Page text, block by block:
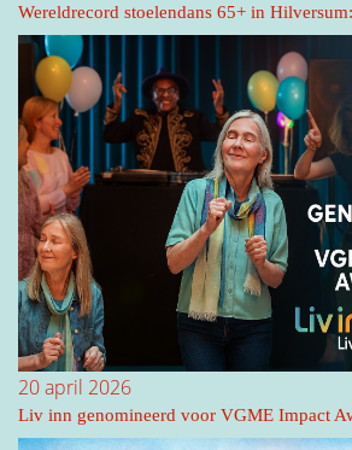
Wereldrecord stoelendans 65+ in
20 april 2026
Liv inn genomineerd voor VGME Impact